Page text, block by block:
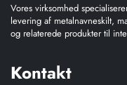
Vores virksomhed
levering af metalnavneskilt,
og relaterede produkter til
Kontakt